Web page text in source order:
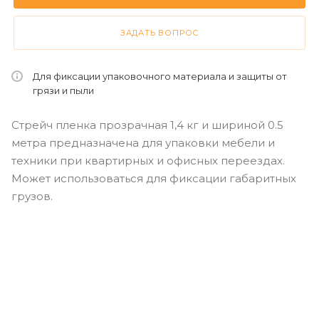
ЗАДАТЬ ВОПРОС
Для фиксации упаковочного материала и защиты от
грязи и пыли
Стрейч пленка прозрачная 1,4 кг и шириной 0.5
метра предназначена для упаковки мебели и
техники при квартирных и офисных переездах.
Может использоваться для фиксации габаритных
грузов.